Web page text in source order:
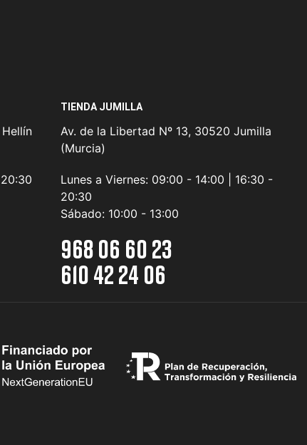
TIENDA JUMILLA
Av. de la Libertad Nº 13, 30520 Jumilla
(Murcia)
Lunes a Viernes: 09:00 - 14:00 | 16:30 -
20:30
Sábado: 10:00 - 13:00
968 06 60 23
610 42 24 06